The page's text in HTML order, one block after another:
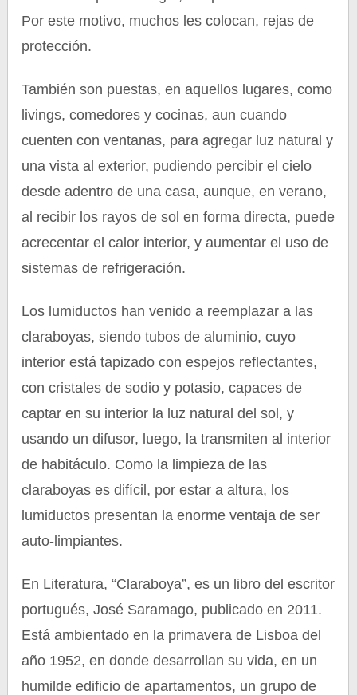
Por este motivo, muchos les colocan, rejas de
protección.
También son puestas, en aquellos lugares, como
livings, comedores y cocinas, aun cuando
cuenten con ventanas, para agregar luz natural y
una vista al exterior, pudiendo percibir el cielo
desde adentro de una casa, aunque, en verano,
al recibir los rayos de sol en forma directa, puede
acrecentar el calor interior, y aumentar el uso de
sistemas de refrigeración.
Los lumiductos han venido a reemplazar a las
claraboyas, siendo tubos de aluminio, cuyo
interior está tapizado con espejos reflectantes,
con cristales de sodio y potasio, capaces de
captar en su interior la luz natural del sol, y
usando un difusor, luego, la transmiten al interior
de habitáculo. Como la limpieza de las
claraboyas es difícil, por estar a altura, los
lumiductos presentan la enorme ventaja de ser
auto-limpiantes.
En Literatura, “Claraboya”, es un libro del escritor
portugués, José Saramago, publicado en 2011.
Está ambientado en la primavera de Lisboa del
año 1952, en donde desarrollan su vida, en un
humilde edificio de apartamentos, un grupo de